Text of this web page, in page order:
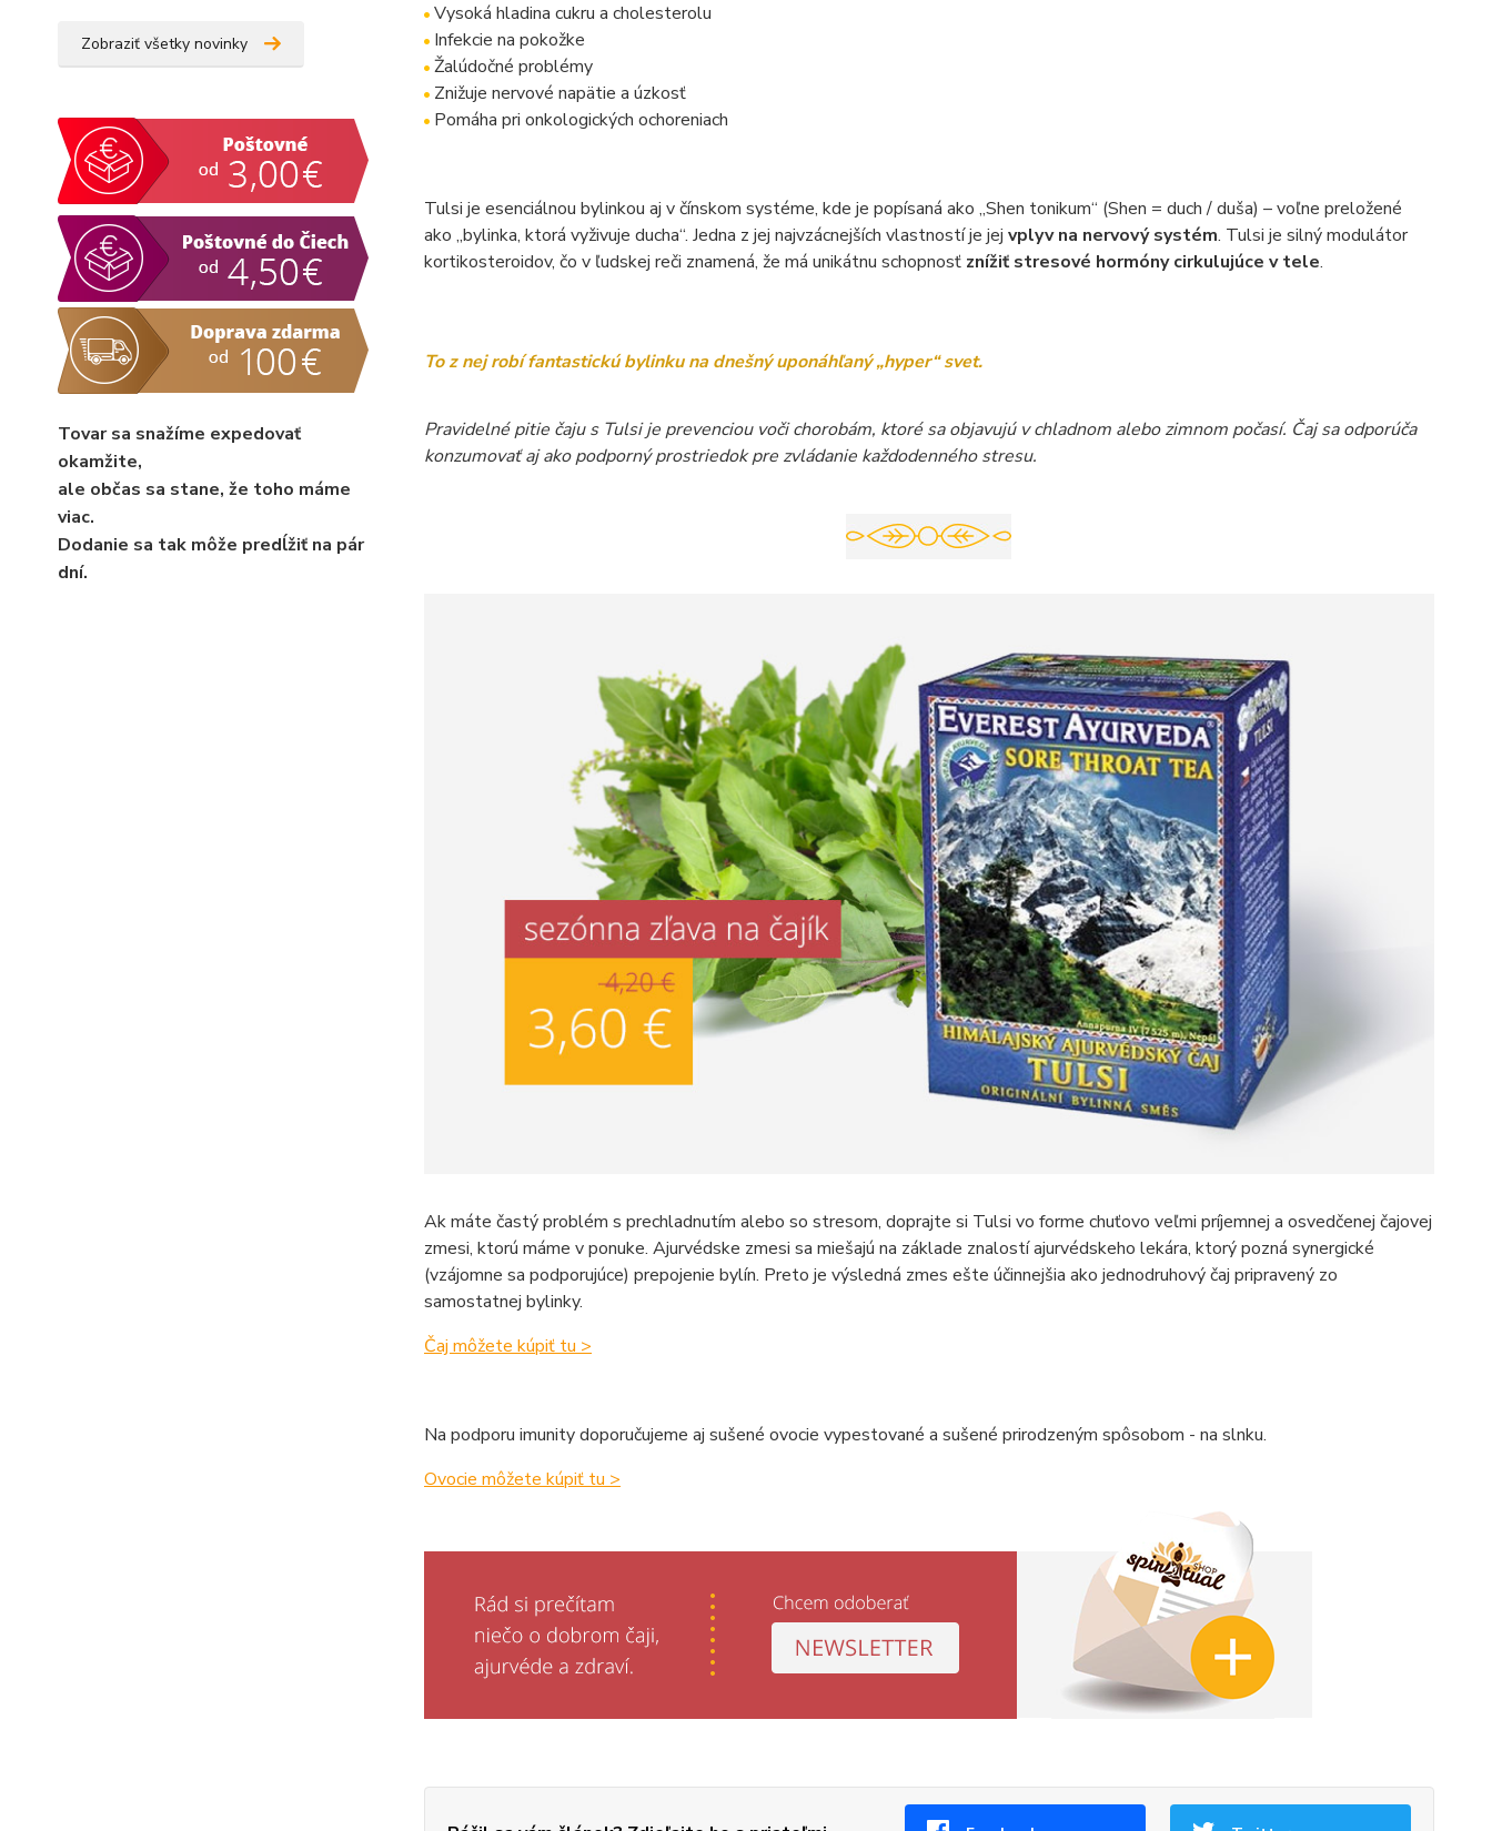
Zobraziť všetky novinky
Tovar sa snažíme expedovať
okamžite,
ale občas sa stane, že toho máme
viac.
Dodanie sa tak môže predĺžiť na pár
dní.
Vysoká hladina cukru a cholesterolu
Infekcie na pokožke
Žalúdočné problémy
Znižuje nervové napätie a úzkosť
Pomáha pri onkologických ochoreniach
Tulsi je esenciálnou bylinkou aj v čínskom systéme, kde je popísaná ako „Shen tonikum“ (Shen = duch / duša) – voľne preložené
ako „bylinka, ktorá vyživuje ducha“. Jedna z jej najvzácnejších vlastností je jej vplyv na nervový systém. Tulsi je silný modulátor
kortikosteroidov, čo v ľudskej reči znamená, že má unikátnu schopnosťznížiť stresové hormóny cirkulujúce v tele.
To z nej robí fantastickú bylinku na dnešný uponáhľaný „hyper“ svet.
Pravidelné pitie čaju s Tulsi je prevenciou voči chorobám, ktoré sa objavujú v chladnom alebo zimnom počasí. Čaj sa odporúča
konzumovať aj ako podporný prostriedok pre zvládanie každodenného stresu.
Ak máte častý problém s prechladnutím alebo so stresom, doprajte si Tulsi vo forme chuťovo veľmi príjemnej a osvedčenej čajovej
zmesi, ktorú máme v ponuke. Ajurvédske zmesi sa miešajú na základe znalostí ajurvédskeho lekára, ktorý pozná synergické
(vzájomne sa podporujúce) prepojenie bylín. Preto je výsledná zmes ešte účinnejšia ako jednodruhový čaj pripravený zo
samostatnej bylinky.
Čaj môžete kúpiť tu >
Na podporu imunity doporučujeme aj sušené ovocie vypestované a sušené prirodzeným spôsobom - na slnku.
Ovocie môžete kúpiť tu >